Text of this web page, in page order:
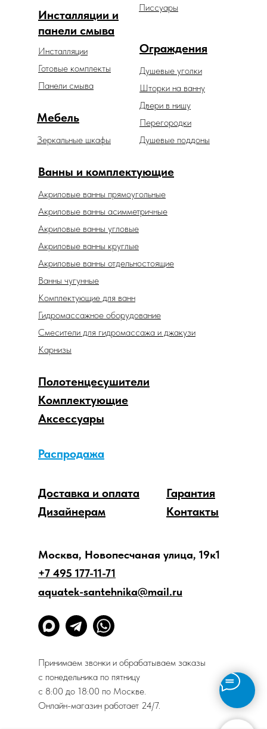
Ванны и комплектующие
Акриловые ванны прямоугольные
Зеркальные шкафы
Мебель
Ограждения
Душевые уголки
Шторки на ванну
Двери в нишу
Перегородки
Аксессуары
Распродажа
Комплектующие
Дизайнерам
Доставка и оплата
Гарантия
Контакты
Душевые поддоны
Акриловые ванны отдельностоящие
Акриловые ванны асимметричные
Акриловые ванны угловые
Акриловые ванны круглые
Ванны чугунные
Комплектующие для ванн
Гидромассажное оборудование
Смесители для гидромассажа и джакузи
Карнизы
Полотенцесушители
Инсталляции и
панели смыва
Инсталляции
Готовые комплекты
Панели смыва
Писсуары
Москва, Новопесчаная улица, 19к1
+7 495 177-11-71
aquatek-santehnika@mail.ru
Принимаем звонки и обрабатываем заказы
с понедельника по пятницу
с 8:00 до 18:00 по Москве.
Онлайн-магазин работает 24/7.